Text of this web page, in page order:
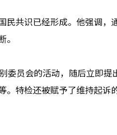
共识已经形成。他强调，
委员会的活动，随后立即
。特检还被赋予了维持起诉